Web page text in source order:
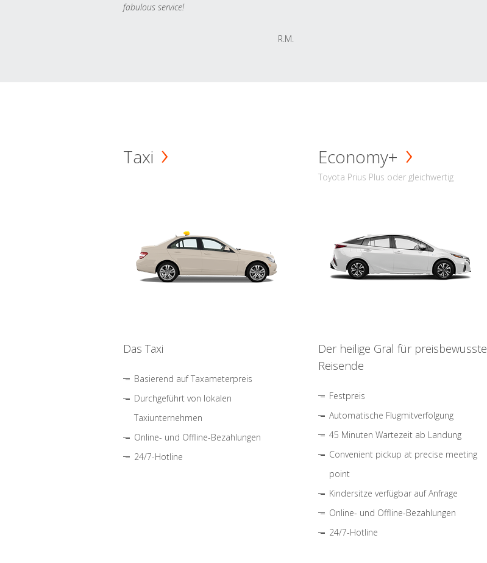
fabulous service!
R.M.
Taxi
Das Taxi
Basierend auf Taxameterpreis
Durchgeführt von lokalen
Taxiunternehmen
Online- und Offline-Bezahlungen
24/7-Hotline
Economy+
Toyota Prius Plus oder gleichwertig
Der heilige Gral für preisbewusste
Reisende
Festpreis
Automatische Flugmitverfolgung
45 Minuten Wartezeit ab Landung
Convenient pickup at precise meeting
point
Kindersitze verfügbar auf Anfrage
Online- und Offline-Bezahlungen
24/7-Hotline